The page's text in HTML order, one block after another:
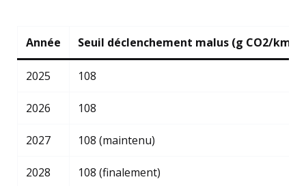
Année Seuil déclenchement malus (g CO2/km)
2025 108
2026 108
2027 108 (maintenu)
2028 108 (finalement)